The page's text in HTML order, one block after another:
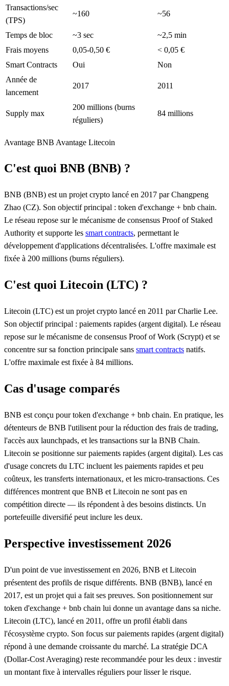
Transactions/sec
(TPS)
~160 ~56
Temps de bloc ~3 sec
~2,5 min
Frais moyens
0,05-0,50 €
< 0,05 €
Smart Contracts
Oui
Non
Année de
lancement
2017 2011
Supply max
200 millions (burns
réguliers)
84 millions
Avantage BNB Avantage Litecoin
C'est quoi BNB (BNB) ?
BNB (BNB) est un projet crypto lancé en 2017 par Changpeng
Zhao (CZ). Son objectif principal : token d'exchange + bnb chain.
Le réseau repose sur le mécanisme de consensus Proof of Staked
Authority et supporte les smart contracts, permettant le
développement d'applications décentralisées. L'offre maximale est
fixée à 200 millions (burns réguliers).
C'est quoi Litecoin (LTC) ?
Litecoin (LTC) est un projet crypto lancé en 2011 par Charlie Lee.
Son objectif principal : paiements rapides (argent digital). Le réseau
repose sur le mécanisme de consensus Proof of Work (Scrypt) et se
concentre sur sa fonction principale sans smart contracts natifs.
L'offre maximale est fixée à 84 millions.
Cas d'usage comparés
BNB est conçu pour token d'exchange + bnb chain. En pratique, les
détenteurs de BNB l'utilisent pour la réduction des frais de trading,
l'accès aux launchpads, et les transactions sur la BNB Chain.
Litecoin se positionne sur paiements rapides (argent digital). Les cas
d'usage concrets du LTC incluent les paiements rapides et peu
coûteux, les transferts internationaux, et les micro-transactions. Ces
différences montrent que BNB et Litecoin ne sont pas en
compétition directe — ils répondent à des besoins distincts. Un
portefeuille diversifié peut inclure les deux.
Perspective investissement 2026
D'un point de vue investissement en 2026, BNB et Litecoin
présentent des profils de risque différents. BNB (BNB), lancé en
2017, est un projet qui a fait ses preuves. Son positionnement sur
token d'exchange + bnb chain lui donne un avantage dans sa niche.
Litecoin (LTC), lancé en 2011, offre un profil établi dans
l'écosystème crypto. Son focus sur paiements rapides (argent digital)
répond à une demande croissante du marché. La stratégie DCA
(Dollar-Cost Averaging) reste recommandée pour les deux : investir
un montant fixe à intervalles réguliers pour lisser le risque.